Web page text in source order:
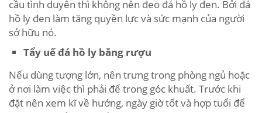
cầu tình duyên thì không nên đeo đá hồ ly đen. Bởi đá
hồ ly đen làm tăng quyền lực và sức mạnh của người
sở hữu nó.
Tẩy uế đá hồ ly bằng rượu
Nếu dùng tượng lớn, nên trưng trong phòng ngủ hoặc
ở nơi làm việc thì phải để trong góc khuất. Trước khi
đặt nên xem kĩ về hướng, ngày giờ tốt và hợp tuổi để